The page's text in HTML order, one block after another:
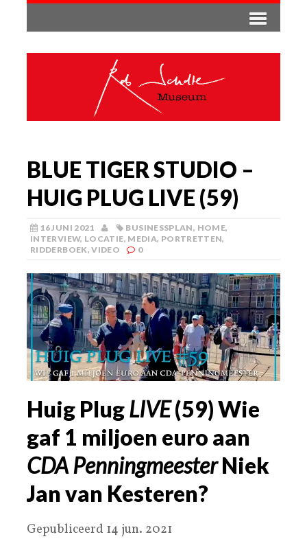
BLUE TIGER STUDIO –
HUIG PLUG LIVE (59)
16 JUNI 2021 BUSINESSPLAN, HOME,
INTERVIEW, LOCATIE, MEDIA, PORTRETTEN,
RIDDERBOEK,VIDEO 0
Huig PlugLIVE(59) Wie
gaf 1 miljoen euro aan
CDA PenningmeesterNiek
Jan van Kesteren?
Gepubliceerd 14 jun. 2021